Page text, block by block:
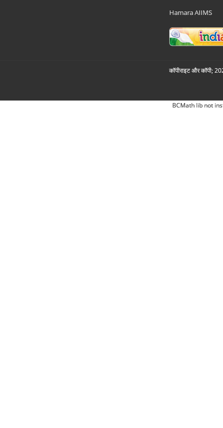
Hamara AIIMS
कॉपीराइट और कॉपी;
BCMath lib not